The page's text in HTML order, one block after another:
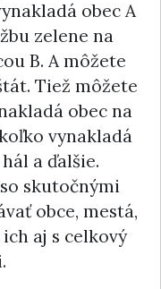
obec A
zelene na
B. A môžete
Tiež môžete
obec na
vynakladá
a ďalšie.
skutočnými
obce, mestá,
aj s celkový